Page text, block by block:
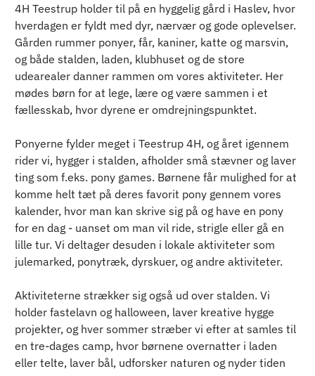
4H Teestrup holder til på en hyggelig gård i Haslev, hvor
hverdagen er fyldt med dyr, nærvær og gode oplevelser.
Gården rummer ponyer, får, kaniner, katte og marsvin,
og både stalden, laden, klubhuset og de store
udearealer danner rammen om vores aktiviteter. Her
mødes børn for at lege, lære og være sammen i et
fællesskab, hvor dyrene er omdrejningspunktet.
Ponyerne fylder meget i Teestrup 4H, og året igennem
rider vi, hygger i stalden, afholder små stævner og laver
ting som f.eks. pony games. Børnene får mulighed for at
komme helt tæt på deres favorit pony gennem vores
kalender, hvor man kan skrive sig på og have en pony
for en dag - uanset om man vil ride, strigle eller gå en
lille tur. Vi deltager desuden i lokale aktiviteter som
julemarked, ponytræk, dyrskuer, og andre aktiviteter.
Aktiviteterne strækker sig også ud over stalden. Vi
holder fastelavn og halloween, laver kreative hygge
projekter, og hver sommer stræber vi efter at samles til
en tre-dages camp, hvor børnene overnatter i laden
eller telte, laver bål, udforsker naturen og nyder tiden